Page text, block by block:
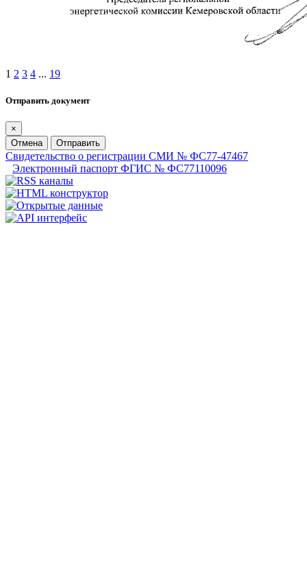
1 2 3 4 ... 19
Отправить документ
×
Отмена
Отправить
Свидетельство о регистрации СМИ № ФС77-47467
Электронный паспорт ФГИС № ФС77110096